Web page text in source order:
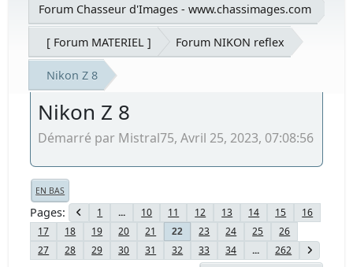
Forum Chasseur d'Images - www.chassimages.com
[ Forum MATERIEL ] Forum NIKON reflex
Nikon Z 8
Nikon Z 8
Démarré par Mistral75, Avril 25, 2023, 07:08:56
EN BAS
Pages 1 ... 10 11 12 13 14 15
16
17
18 19 20 21 22 23 24 25
26
27
28 29 30 31 32 33 34 ... 262